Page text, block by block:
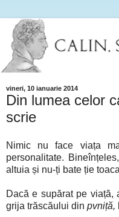
vineri, 10 ianuarie 2014
Din lumea celor
scrie
Nimic nu face viața
personalitate.
altuia și nu-ți bate ție
Dacă e supărat pe viață,
grija trăscăului din pvniță,